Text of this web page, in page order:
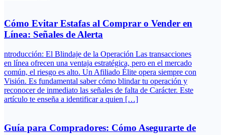
Cómo Evitar Estafas al Comprar o Vender en
Línea: Señales de Alerta
ntroducción: El Blindaje de la Operación Las transacciones
en línea ofrecen una ventaja estratégica, pero en el mercado
común, el riesgo es alto. Un Afiliado Élite opera siempre con
Visión. Es fundamental saber cómo blindar tu operación y
reconocer de inmediato las señales de falta de Carácter. Este
artículo te enseña a identificar a quien […]
Guía para Compradores: Cómo Asegurarte de